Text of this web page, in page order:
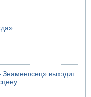
выходит